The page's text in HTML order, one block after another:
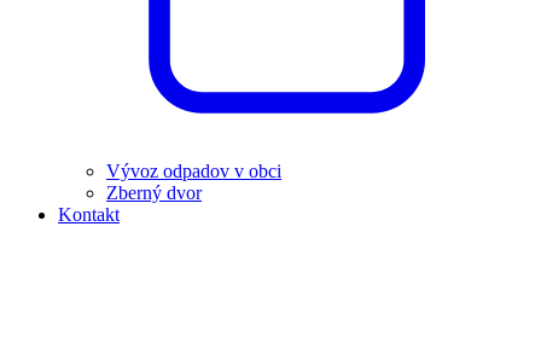
Vývoz odpadov v obci
Zberný dvor
Kontakt